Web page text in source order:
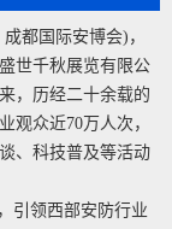
都国际安博会)，
世千秋展览有限公
，历经二十余载的
观众近70万人次，
、科技普及等活动
引领西部安防行业